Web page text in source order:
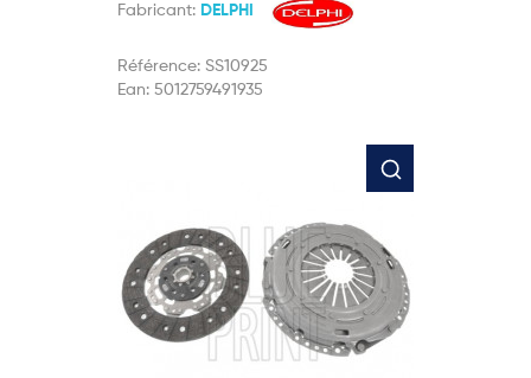
Fabricant: DELPHI
Référence: SS10925
Ean: 5012759491935